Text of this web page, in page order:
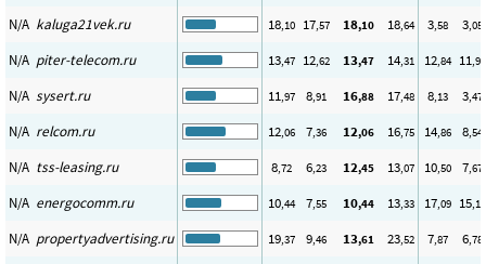
N/A kaluga21vek.ru 18,10 17,57 18,10 18,64 3,58 3,05
N/A piter-telecom.ru 13,47 12,62 13,47 14,31 12,84 11,96
N/A sysert.ru 11,97 8,91 16,88 17,48 8,13 3,47
N/A relcom.ru 12,06 7,36 12,06 16,75 14,86 8,54
N/A tss-leasing.ru 8,72 6,23 12,45 13,07 10,50 7,67
N/A energocomm.ru 10,44 7,55 10,44 13,33 17,09 15,14
N/A propertyadvertising.ru 19,37 9,46 13,61 23,52 7,87 6,78